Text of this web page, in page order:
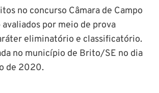
no concurso Câmara de Campo
por meio de prova
eliminatório e classificatório.
no município de Brito/SE no dia
de 2020.